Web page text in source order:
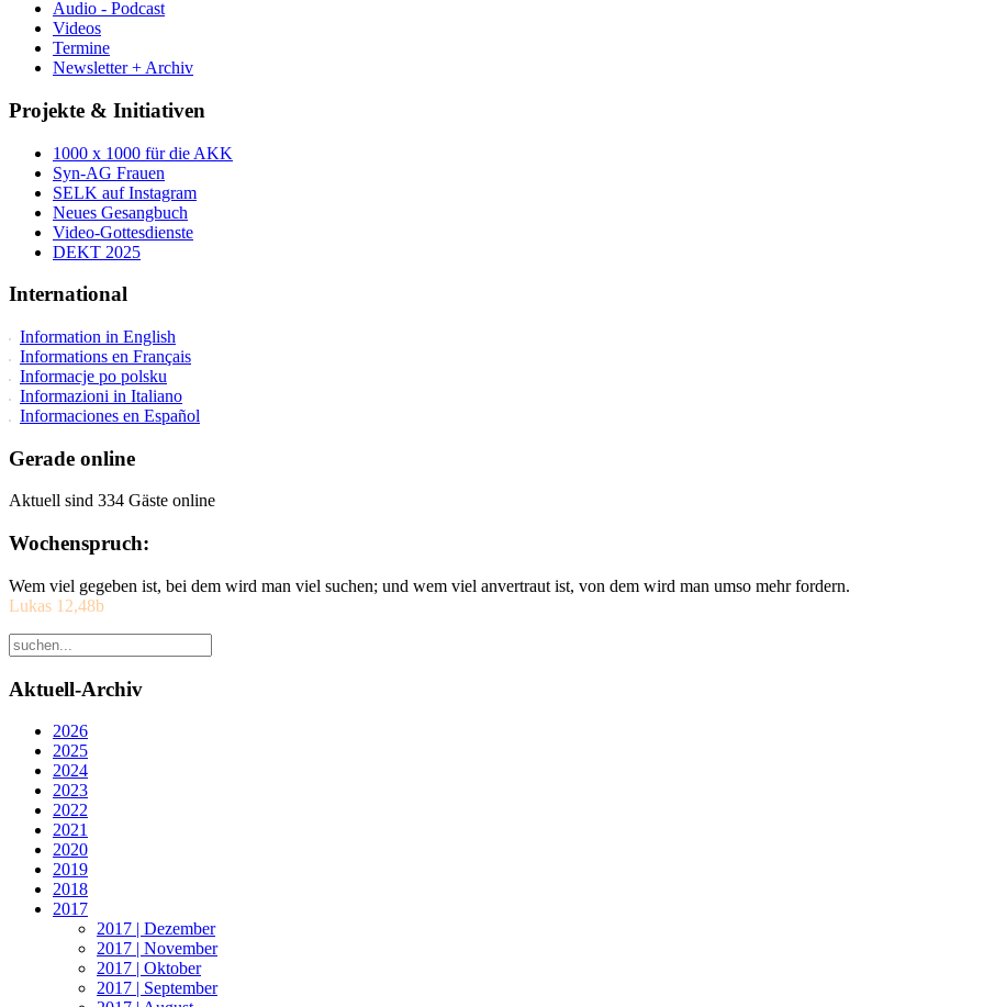
Audio - Podcast
Videos
Termine
Newsletter + Archiv
Projekte & Initiativen
1000 x 1000 für die AKK
Syn-AG Frauen
SELK auf Instagram
Neues Gesangbuch
Video-Gottesdienste
DEKT 2025
International
Information in English
Informations en Français
Informacje po polsku
Informazioni in Italiano
Informaciones en Español
Gerade online
Aktuell sind 334 Gäste online
Wochenspruch:
Wem viel gegeben ist, bei dem wird man viel suchen; und wem viel anvertraut ist, von dem wird man umso mehr fordern.
Lukas 12,48b
Aktuell-Archiv
2026
2025
2024
2023
2022
2021
2020
2019
2018
2017
2017 | Dezember
2017 | November
2017 | Oktober
2017 | September